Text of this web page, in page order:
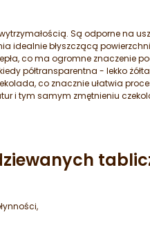
Są odporne na
idealnie błyszczącą
co ma ogromne znaczenie
półtransparentna - lekko
co znacznie ułatwia
i tym samym zmętnieniu